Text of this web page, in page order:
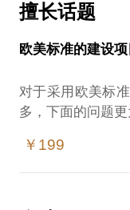
擅长话题
欧美标准的建设
对于采用欧美标
多，下面的问题更
1. 遇到自己不熟
￥199